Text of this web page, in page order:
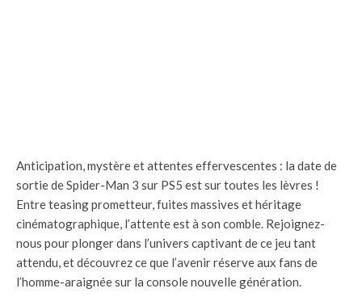
Anticipation, mystère et attentes effervescentes : la date de
sortie de Spider-Man 3 sur PS5 est sur toutes les lèvres !
Entre teasing prometteur, fuites massives et héritage
cinématographique, l’attente est à son comble. Rejoignez-
nous pour plonger dans l’univers captivant de ce jeu tant
attendu, et découvrez ce que l’avenir réserve aux fans de
l’homme-araignée sur la console nouvelle génération.